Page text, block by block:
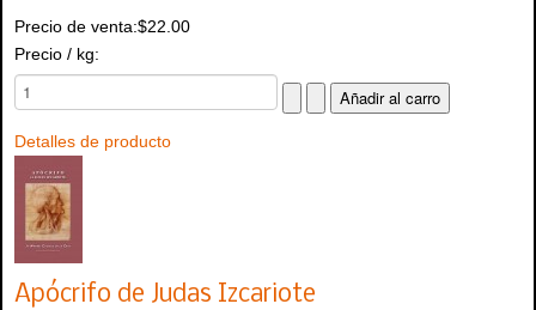
Precio de venta:$22.00
Precio / kg:
Detalles de producto
Apócrifo de Judas Izcariote